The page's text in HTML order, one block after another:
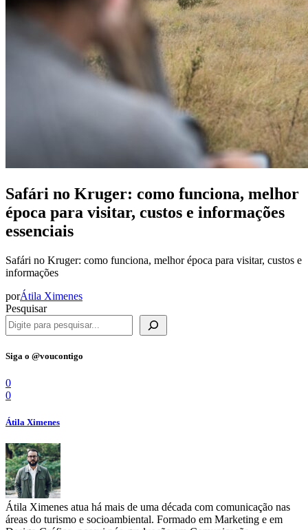
Safári no Kruger: como funciona, melhor
época para visitar, custos e informações
essenciais
Safári no Kruger: como funciona, melhor época para visitar, custos e
informações
porÁtila Ximenes
Pesquisar
Siga o @voucontigo
0
0
Átila Ximenes
Átila Ximenes atua há mais de uma década com comunicação nas
áreas do turismo e socioambiental. Formado em Marketing e em